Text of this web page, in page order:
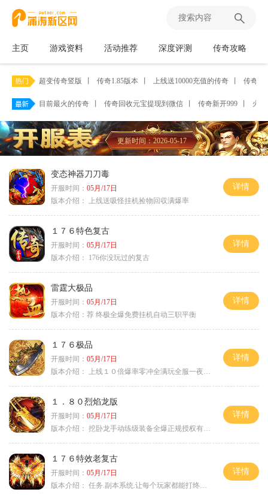
主页 游戏资料 活动推荐 深度评测 传奇攻略
超变传奇竖版 传奇1.85版本 上线送10000充值的传奇 传奇单
目前最火的传奇 传奇回收元宝提现到微信 传奇新开999 火
更新时间：2026-05-17
变态神器刀刀毒
开服时间： 05月/17日
版本介绍：
上线送吸怪挂机捡物回収满爆率
详情
１７６特色复古
开服时间： 05月/17日
版本介绍：
176你没玩过的复古
详情
雷霆大极品
开服时间： 05月/17日
版本介绍： 荐 终极全爆免费挂机自动三职平衡
详情
１７６极品
开服时间： 05月/17日
版本介绍：
上线１０倍爆率零冲全满玩全服一夜终极
详情
１．８０烈焰龙版
开服时间： 05月/17日
版本介绍： 挖卧龙手动练级装备全爆正规授权有保障
详情
１７６特效老复古
开服时间： 05月/17日
版本介绍： 任务.副本系统.让每个玩家都能打终极BOSS
详情